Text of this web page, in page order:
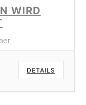
WIRD
DETAILS